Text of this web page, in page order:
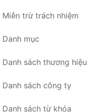
Miễn trừ trách nhiệm
Danh mục
Danh sách thương hiệu
Danh sách công ty
Danh sách từ khóa